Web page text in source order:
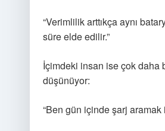
“Verimlilik arttıkça aynı
süre elde edilir.”
İçimdeki insan ise çok daha
düşünüyor:
“Ben gün içinde şarj aramak